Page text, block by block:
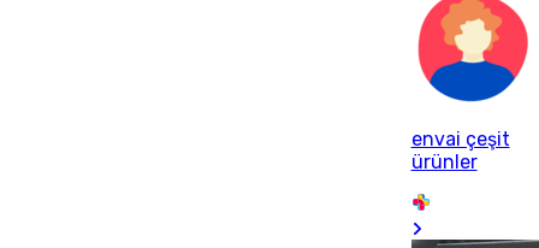
envai çeşit
ürünler